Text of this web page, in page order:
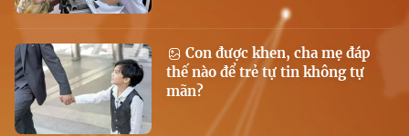
Con được khen, cha mẹ đáp
thế nào để trẻ tự tin không tự
mãn?